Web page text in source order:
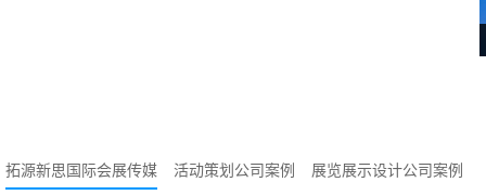
拓源新思国际会展传媒 活动策划公司案例
展览展示设计公司案例